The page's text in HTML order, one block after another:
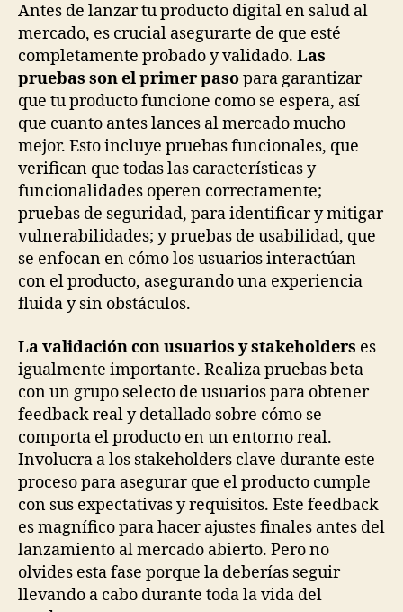
Antes de lanzar tu producto digital en salud al
mercado, es crucial asegurarte de que esté
completamente probado y validado. Las
pruebas son el primer pasopara garantizar
que tu producto funcione como se espera, así
que cuanto antes lances al mercado mucho
mejor. Esto incluye pruebas funcionales, que
verifican que todas las características y
funcionalidades operen correctamente;
pruebas de seguridad, para identificar y mitigar
vulnerabilidades; y pruebas de usabilidad, que
se enfocan en cómo los usuarios interactúan
con el producto, asegurando una experiencia
fluida y sin obstáculos.
La validación con usuarios y stakeholders es
igualmente importante. Realiza pruebas beta
con un grupo selecto de usuarios para obtener
feedback real y detallado sobre cómo se
comporta el producto en un entorno real.
Involucra a los stakeholders clave durante este
proceso para asegurar que el producto cumple
con sus expectativas y requisitos. Este feedback
es magnífico para hacer ajustes finales antes del
lanzamiento al mercado abierto. Pero no
olvides esta fase porque la deberías seguir
llevando a cabo durante toda la vida del